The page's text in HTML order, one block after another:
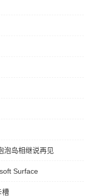
泡岛相继说再见
Surface
槽